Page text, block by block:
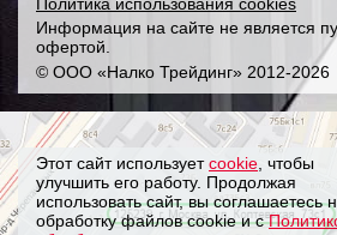
Информация на сайте не является
офертой.
© ООО «Налко Трейдинг» 2012-2026
Этот сайт используетcookie , чтобы
улучшить его работу. Продолжая
использовать сайт, вы соглашаетесь
обработку файлов cookie и с